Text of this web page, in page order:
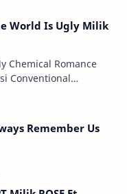
World Is Ugly Milik
Chemical Romance
Conventional
Remember Us